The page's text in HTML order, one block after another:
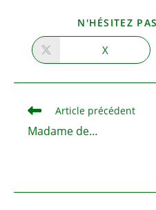
N'HÉSITEZ
Ouvrir
dans
autre
X
Read
more
articles
Article précédent
Madame de…